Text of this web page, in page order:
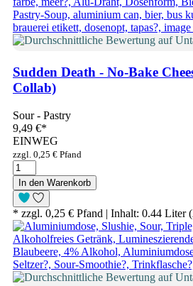
Sudden Death - No-Bake
Collab)
Sour - Pastry
9,49 €*
EINWEG
zzgl. 0,25 € Pfand
In den Warenkorb
* zzgl. 0,25 € Pfand | Inhalt: 0.44 Liter